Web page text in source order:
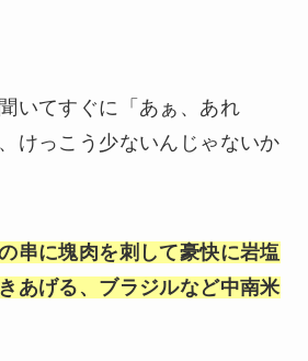
いてすぐに「あぁ、あれ
けっこう少ないんじゃないか
串に塊肉を刺して豪快に岩塩
あげる、ブラジルなど中南米